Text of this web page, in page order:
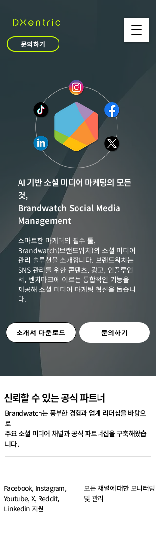
문의하기
AI 기반 소셜 미디어 마케팅의 모든
것,
Brandwatch Social Media
Management
스마트한 마케터의 필수 툴,
Brandwatch(브랜드워치)의 소셜 미디어
관리 솔루션을 소개합니다. 브랜드워치는
SNS 관리를 위한 콘텐츠, 광고, 인플루언
서, 벤치마크에 이르는 통합적인 기능을
제공해 소셜 미디어 마케팅 혁신을 돕습니
다.
소개서 다운로드 문의하기
​신뢰할 수 있는 공식 파트너
Brandwatch는 풍부한 경험과 업계 리더십을 바탕으
로
주요 소셜 미디어 채널과 공식 파트너십을 구축해왔습
니다.
Facebook, Instagram,
Youtube, X, Reddit,
Linkedin 지원
모든 채널에 대한 모니터링
및 관리